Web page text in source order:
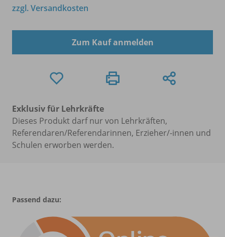
zzgl. Versandkosten
Zum Kauf anmelden
Exklusiv für Lehrkräfte
Dieses Produkt darf nur von Lehrkräften,
Referendaren/Referendarinnen, Erzieher/-innen und
Schulen erworben werden.
Passend dazu: